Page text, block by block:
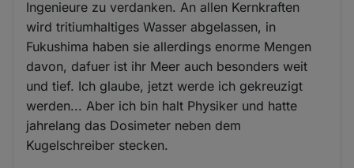
Ingenieure zu verdanken. An allen Kernkraften
wird tritiumhaltiges Wasser abgelassen, in
Fukushima haben sie allerdings enorme Mengen
davon, dafuer ist ihr Meer auch besonders weit
und tief. Ich glaube, jetzt werde ich gekreuzigt
werden... Aber ich bin halt Physiker und hatte
jahrelang das Dosimeter neben dem
Kugelschreiber stecken.